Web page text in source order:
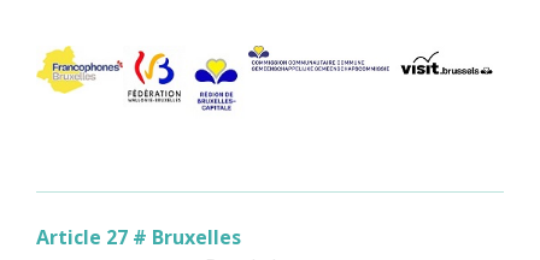
Article 27 # Bruxelles